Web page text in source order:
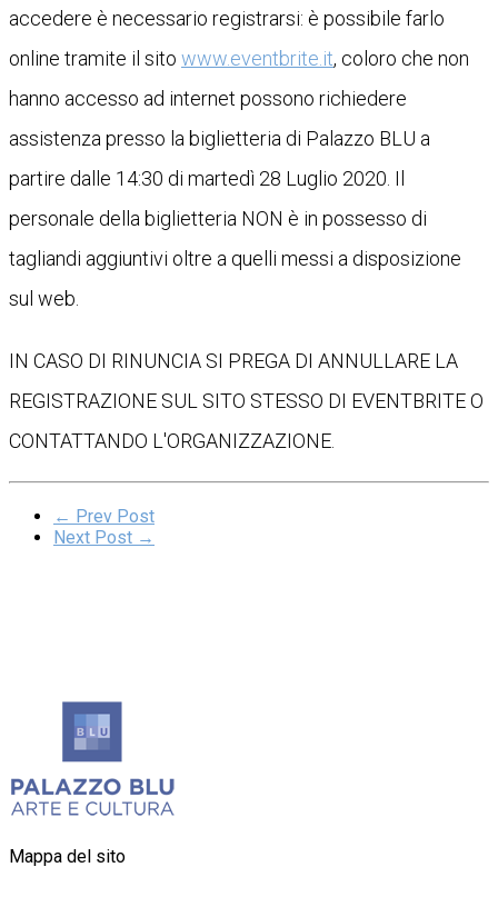
accedere è necessario registrarsi: è possibile farlo
online tramite il sito www.eventbrite.it, coloro che non
hanno accesso ad internet possono richiedere
assistenza presso la biglietteria di Palazzo BLU a
partire dalle 14:30 di martedì 28 Luglio 2020. Il
personale della biglietteria NON è in possesso di
tagliandi aggiuntivi oltre a quelli messi a disposizione
sul web.
IN CASO DI RINUNCIA SI PREGA DI ANNULLARE LA
REGISTRAZIONE SUL SITO STESSO DI EVENTBRITE O
CONTATTANDO L'ORGANIZZAZIONE.
← Prev Post
Next Post →
Mappa del sito